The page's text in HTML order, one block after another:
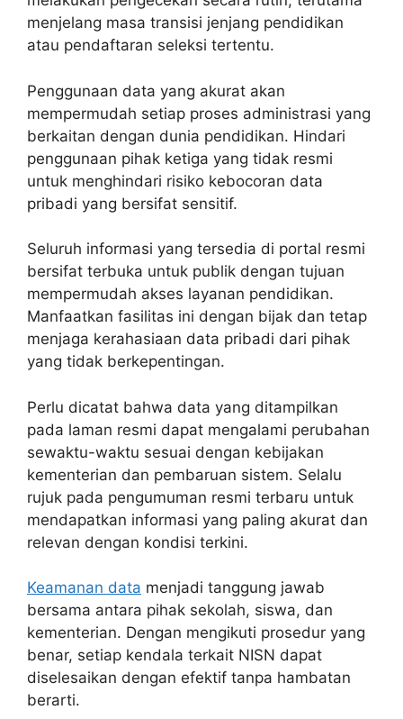
menjelang masa transisi jenjang pendidikan
atau pendaftaran seleksi tertentu.
Penggunaan data yang akurat akan
mempermudah setiap proses administrasi yang
berkaitan dengan dunia pendidikan. Hindari
penggunaan pihak ketiga yang tidak resmi
untuk menghindari risiko kebocoran data
pribadi yang bersifat sensitif.
Seluruh informasi yang tersedia di portal resmi
bersifat terbuka untuk publik dengan tujuan
mempermudah akses layanan pendidikan.
Manfaatkan fasilitas ini dengan bijak dan tetap
menjaga kerahasiaan data pribadi dari pihak
yang tidak berkepentingan.
Perlu dicatat bahwa data yang ditampilkan
pada laman resmi dapat mengalami perubahan
sewaktu-waktu sesuai dengan kebijakan
kementerian dan pembaruan sistem. Selalu
rujuk pada pengumuman resmi terbaru untuk
mendapatkan informasi yang paling akurat dan
relevan dengan kondisi terkini.
Keamanan data menjadi tanggung jawab
bersama antara pihak sekolah, siswa, dan
kementerian. Dengan mengikuti prosedur yang
benar, setiap kendala terkait NISN dapat
diselesaikan dengan efektif tanpa hambatan
berarti.